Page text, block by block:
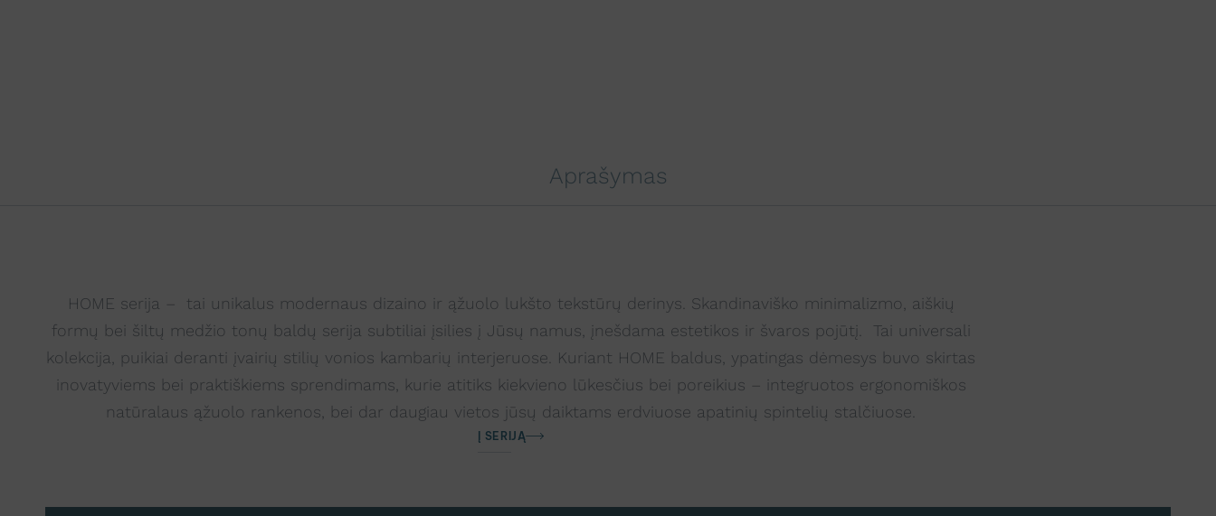
Aprašymas
HOME serija – tai unikalus modernaus dizaino ir ąžuolo lukšto tekstūrų derinys. Skandinaviško minimalizmo, aiškių
formų bei šiltų medžio tonų baldų serija subtiliai įsilies į Jūsų namus, įnešdama estetikos ir švaros pojūtį. Tai universali
kolekcija, puikiai deranti įvairių stilių vonios kambarių interjeruose. Kuriant HOME baldus, ypatingas dėmesys buvo skirtas
inovatyviems bei praktiškiems sprendimams, kurie atitiks kiekvieno lūkesčius bei poreikius – integruotos ergonomiškos
natūralaus ąžuolo rankenos, bei dar daugiau vietos jūsų daiktams erdviuose apatinių spintelių stalčiuose.
Į SERIJĄ